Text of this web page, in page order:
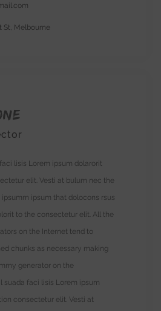
St, Melbourne
lisis Lorem ipsum dolarorit
elit. Vesti at bulum nec the
ipsum that dolocons rsus
to the consectetur elit. All the
on the Internet tend to
chunks as necessary making
generator on the
suada faci lisis Lorem ipsum
consectetur elit. Vesti at